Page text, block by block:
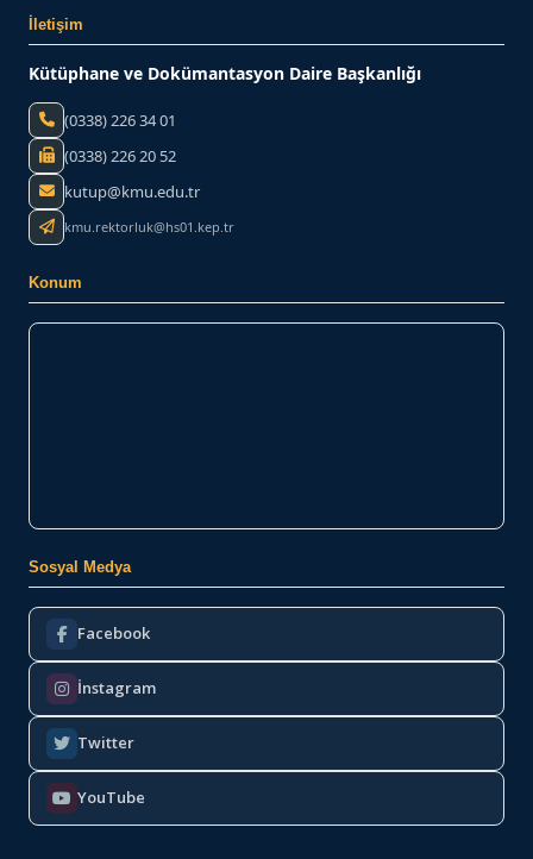
İletişim
Kütüphane ve Dokümantasyon Daire Başkanlığı
(0338) 226 34 01
(0338) 226 20 52
kutup@kmu.edu.tr
kmu.rektorluk@hs01.kep.tr
Konum
Sosyal Medya
Facebook
İnstagram
Twitter
YouTube